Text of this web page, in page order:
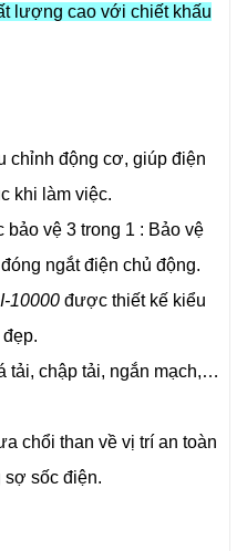
lượng cao với chiết khấu
chỉnh động cơ, giúp điện
khi làm việc.
vệ 3 trong 1 : Bảo vệ
ngắt điện chủ động.
10000 được thiết kế kiểu
tải, chập tải, ngắn mạch,…
chổi than về vị trí an toàn
sợ sốc điện.